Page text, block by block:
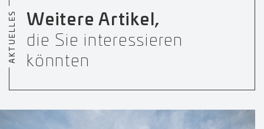
AKTUELLES
Weitere Artikel,
die Sie interessieren
könnten